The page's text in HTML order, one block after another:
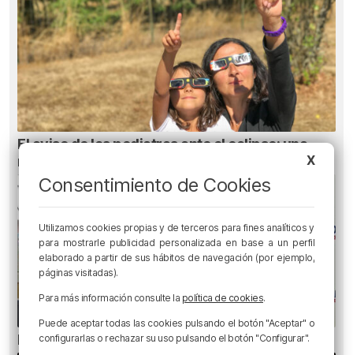
El aviso de los pediatras ante el eclipse: una
mirada puede causar daños irreversibles
El bilbaíno que opta a un récord Guinness
X
Consentimiento de Cookies
Utilizamos cookies propias y de terceros para fines analíticos y
para mostrarle publicidad personalizada en base a un perfil
elaborado a partir de sus hábitos de navegación (por ejemplo,
páginas visitadas).
Para más información consulte la política de cookies.
Puede aceptar todas las cookies pulsando el botón "Aceptar" o
configurarlas o rechazar su uso pulsando el botón "Configurar".